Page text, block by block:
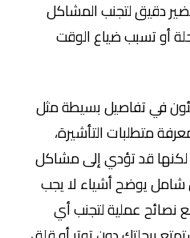
دقيق لتجنب المشاكل
أو تسبب ضياع الوقت
في تفاصيل بسيطة مثل
متطلبات التأشيرة،
قد تؤدي إلى مشاكل
شامل يوضح أشياء لا يجب
نصائح عملية لتجنب أي